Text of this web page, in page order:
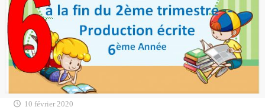
10 février 2020